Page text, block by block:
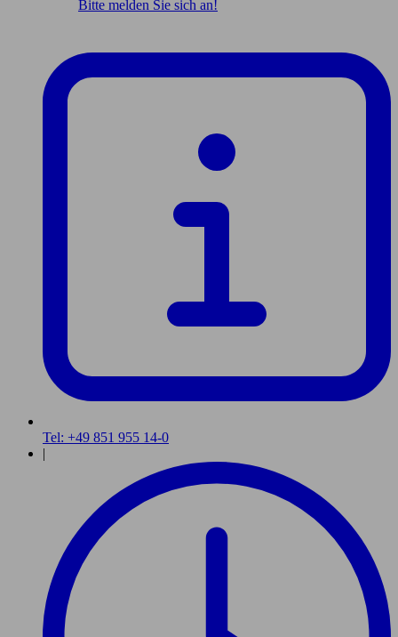
Bitte melden Sie sich an!
Tel: +49 851 955 14-0
|